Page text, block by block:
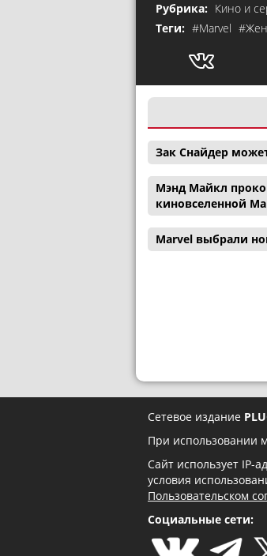
Рубрика: Кино и
Теги: #Marvel
Зак Снайдер
Мэнд Майкл
киновселенной
Marvel выбрали
Сетевое издание
При использовании
Сайт использует IP-
условия
Пользовательском
Социальные сети: